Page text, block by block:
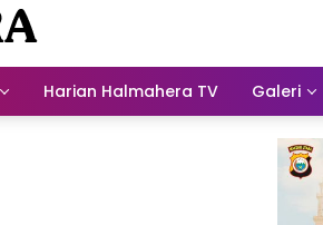
Harian Halmahera TV Galeri